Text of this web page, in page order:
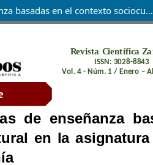
Estrategias de enseñanza basadas en el contexto sociocultural en la asignatura de educación para la ciudadanía